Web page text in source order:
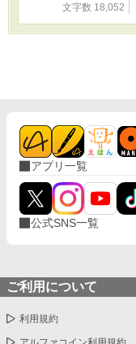
文字数 18,052
アプリ一覧
公式SNS一覧
ご利用について
利用規約